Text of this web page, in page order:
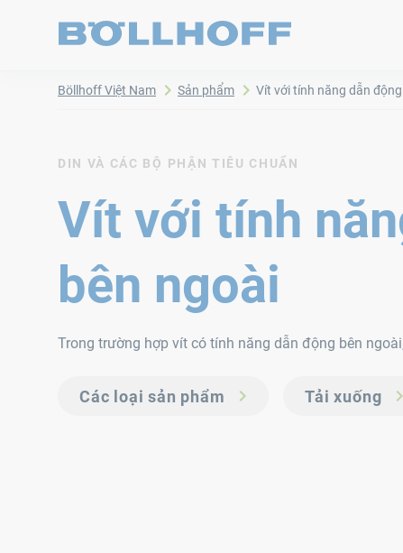
Böllhoff Việt Nam Sản phẩm Vít với tính năng dẫn
DIN VÀ CÁC BỘ PHẬN TIÊU CHUẨN
Vít với tính
bên ngoài
Trong trường hợp vít có tính năng dẫn động bên
Các loại sản phẩm Tải xuống